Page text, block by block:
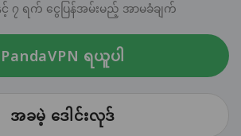
၇ ရက် ငွေပြန်အမ်းမည့် အာမခံချက်
PandaVPN ရယူပါ
အခမဲ့ ဒေါင်းလုဒ်